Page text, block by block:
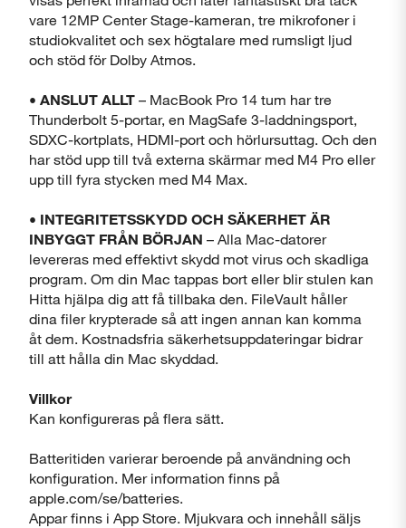
vare 12MP Center Stage-kameran, tre mikrofoner i
studiokvalitet och sex högtalare med rumsligt ljud
och stöd för Dolby Atmos.
• ANSLUT ALLT – MacBook Pro 14 tum har tre
Thunderbolt 5-portar, en MagSafe 3-laddningsport,
SDXC-kortplats, HDMI-port och hörlursuttag. Och den
har stöd upp till två externa skärmar med M4 Pro eller
upp till fyra stycken med M4 Max.
• INTEGRITETSSKYDD OCH SÄKERHET ÄR
INBYGGT FRÅN BÖRJAN – Alla Mac-datorer
levereras med effektivt skydd mot virus och skadliga
program. Om din Mac tappas bort eller blir stulen kan
Hitta hjälpa dig att få tillbaka den. FileVault håller
dina filer krypterade så att ingen annan kan komma
åt dem. Kostnadsfria säkerhetsuppdateringar bidrar
till att hålla din Mac skyddad.
Villkor
Kan konfigureras på flera sätt.
Batteritiden varierar beroende på användning och
konfiguration. Mer information finns på
apple.com/se/batteries.
Appar finns i App Store. Mjukvara och innehåll säljs